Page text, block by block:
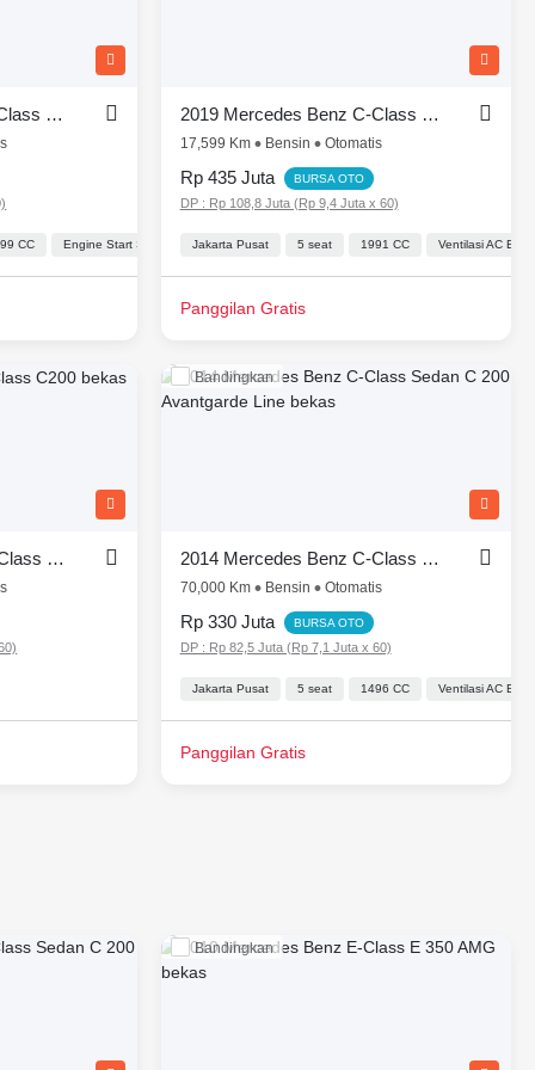
Power Outlet Lingkar kemudi Dengan Tombol Multi Fungsi Automatic Climate Control
2017 Mercedes Benz E-Class 300 AMG Line
CC Engine Start Stop Button Lingkar kemudi Dengan Tombol Multi Fungsi
2019 Mercedes Benz C-Class Sedan C 200
17,599 Km Bensin Otomatis
Rp 435 Juta BURSA OTO
DP : Rp 108,8 Juta (Rp 9,4 Juta x 60)
Jakarta Pusat 5 seat 1991 CC Ventilasi AC
Panggilan Gratis
2014 Mercedes Benz C-Class C200
Bandingkan
2014 Mercedes Benz C-Class Sedan C 200 Avantgarde Line
70,000 Km Bensin Otomatis
Rp 330 Juta BURSA OTO
DP : Rp 82,5 Juta (Rp 7,1 Juta x 60)
Jakarta Pusat 5 seat 1496 CC Ventilasi AC
Panggilan Gratis
Bandingkan